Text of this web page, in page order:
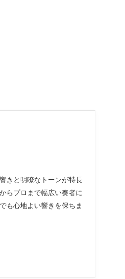
きと明瞭なトーンが特長
らプロまで幅広い奏者に
も心地よい響きを保ちま